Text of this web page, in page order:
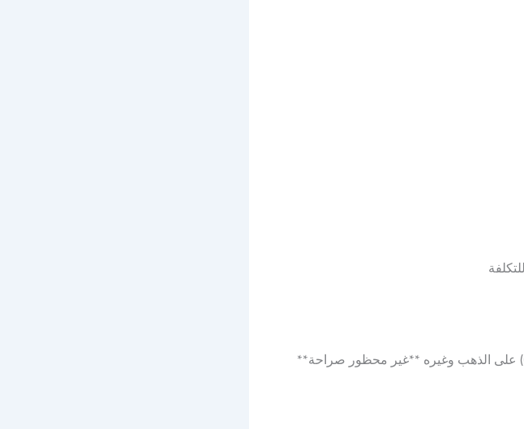
يمكن للمقيمين في السعودية فتح حساب والتداول عبر Plus500 فعلياً، فتداول عقود الفروقات (CFDs) على الذهب وغيره **غير محظور صراحة**